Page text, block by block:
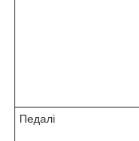
Педалі